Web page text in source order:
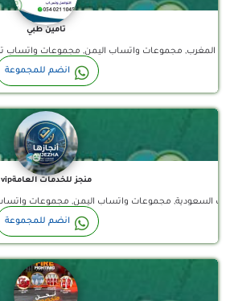
تامين طبي
المغرب, مجموعات واتساب اليمن,
انضم للمجموعة
منجز للخدمات العامةvip
مكتب أنجاز خدمات عامة vip نستقبل شهادات صحية نظامية 100% موثقه في منصة بلدي (خدمات الجوازات والزيارات )…
السعودية, مجموعات واتساب اليمن, مجموعات
انضم للمجموعة